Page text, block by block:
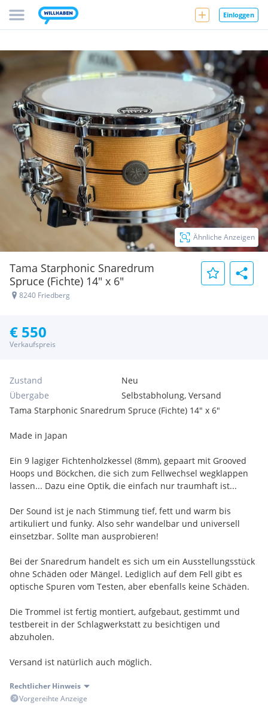
Einloggen
Tama Starphonic Snaredrum
Spruce (Fichte) 14" x 6"
8240 Friedberg
Ähnliche Anzeigen
€ 550
Verkaufspreis
Zustand
Neu
Übergabe
Selbstabholung, Versand
Tama Starphonic Snaredrum Spruce (Fichte) 14" x 6"
Made in Japan
Ein 9 lagiger Fichtenholzkessel (8mm), gepaart mit Grooved
Hoops und Böckchen, die sich zum Fellwechsel wegklappen
lassen... Dazu eine Optik, die einfach nur traumhaft ist...
Der Sound ist je nach Stimmung tief, fett und warm bis
artikuliert und funky. Also sehr wandelbar und universell
einsetzbar. Sollte man ausprobieren!
Bei der Snaredrum handelt es sich um ein Ausstellungsstück
ohne Schäden oder Mängel. Lediglich auf dem Fell gibt es
optische Spuren vom Testen, aber ebenfalls keine Schäden.
Die Trommel ist fertig montiert, aufgebaut, gestimmt und
testbereit in der Schlagwerkstatt zu besichtigen und
abzuholen.
Versand ist natürlich auch möglich.
Selbstverständlich erfolgt der Verkauf mit Rechnung und
ausgewiesener MwSt.
Rechtlicher Hinweis
Vorgereihte Anzeige